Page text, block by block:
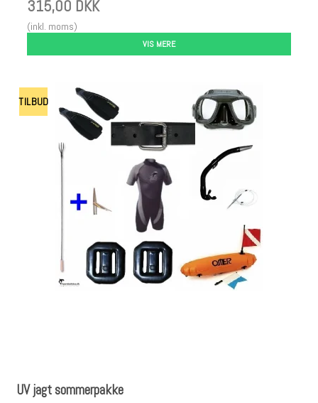
315,00 DKK
(inkl. moms)
VIS MERE
TILBUD
UV jagt sommerpakke